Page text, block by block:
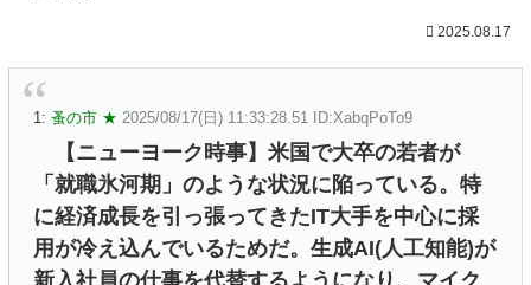
2025.08.17
1: 蚤の市 ★ 2025/08/17(日) 11:33:28.51 ID:XabqPoTo9
【ニューヨーク時事】米国で大卒の若者が
「就職氷河期」のような状況に陥っている。特
に経済成長を引っ張ってきたIT大手を中心に採
用が冷え込んでいるためだ。生成AI(人工知能)が
新入社員の仕事を代替するようになり、マイク